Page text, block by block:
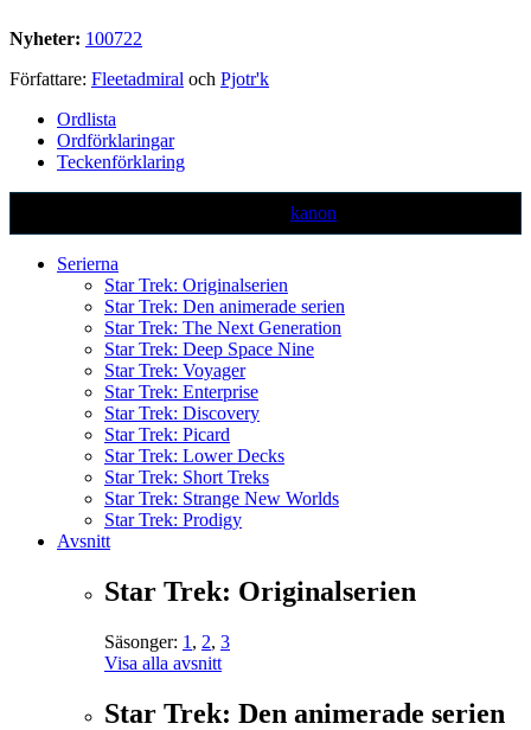
Nyheter: 100722
Författare: Fleetadmiral och Pjotr'k
Ordlista
Ordförklaringar
Teckenförklaring
kanon
Serierna
Star Trek: Originalserien
Star Trek: Den animerade serien
Star Trek: The Next Generation
Star Trek: Deep Space Nine
Star Trek: Voyager
Star Trek: Enterprise
Star Trek: Discovery
Star Trek: Picard
Star Trek: Lower Decks
Star Trek: Short Treks
Star Trek: Strange New Worlds
Star Trek: Prodigy
Avsnitt
Star Trek: Originalserien
Säsonger: 1 , 2, 3
Visa alla avsnitt
Star Trek: Den animerade serien